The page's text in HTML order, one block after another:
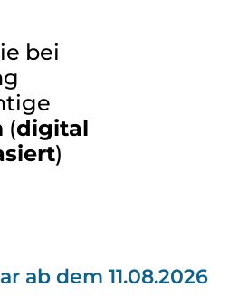
NORSK BOKMÅL
POLSKI
bei
(digital
)
ab dem 11.08.2026